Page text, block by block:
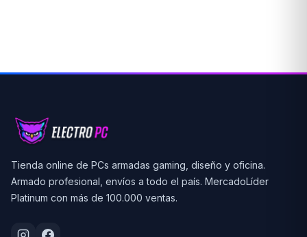
Tienda online de PCs armadas gaming, diseño y oficina.
Armado profesional, envíos a todo el país. MercadoLíder
Platinum con más de 100.000 ventas.